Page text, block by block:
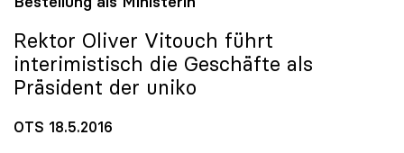
Rektor Oliver Vitouch führt
interimistisch die Geschäfte als
Präsident der uniko
OTS 18.5.2016